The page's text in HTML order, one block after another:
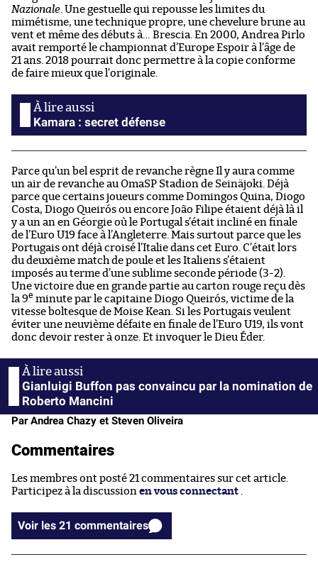
Nazionale . Une gestuelle qui repousse les limites du
mimétisme, une technique propre, une chevelure brune au
vent et même des débuts à… Brescia. En 2000, Andrea Pirlo
avait remporté le championnat d’Europe Espoir à l’âge de
21 ans. 2018 pourrait donc permettre à la copie conforme
de faire mieux que l’originale.
Kamara : secret défense
Parce qu’un bel esprit de revanche règne Il y aura comme
un air de revanche au OmaSP Stadion de Seinäjoki. Déjà
parce que certains joueurs comme Domingos Quina, Diogo
Costa, Diogo Queirós ou encore João Filipe étaient déjà là il
y a un an en Géorgie où le Portugal s’était incliné en finale
de l’Euro U19 face à l’Angleterre. Mais surtout parce que les
Portugais ont déjà croisé l’Italie dans cet Euro. C’était lors
du deuxième match de poule et les Italiens s’étaient
imposés au terme d’une sublime seconde période (3-2).
Une victoire due en grande partie au carton rouge reçu dès
la 9e minute par le capitaine Diogo Queirós, victime de la
vitesse boltesque de Moise Kean. Si les Portugais veulent
éviter une neuvième défaite en finale de l’Euro U19, ils vont
donc devoir rester à onze. Et invoquer le Dieu Éder.
Gianluigi Buffon pas convaincu par la nomination de
Roberto Mancini
Par Andrea Chazy et Steven Oliveira
Commentaires
Les membres ont posté 21 commentaires sur cet article.
Participez à la discussion en vous connectant
Voir les 21 commentaires